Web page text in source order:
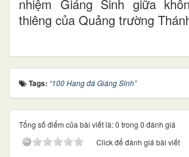
nhiệm Giáng Sinh giữa
thiêng của Quảng trường
Tags: “100 Hang đá Giáng Sinh”
Tổng số điểm của bài viết là: 0 trong 0 đánh giá
Click để đánh giá bài viết